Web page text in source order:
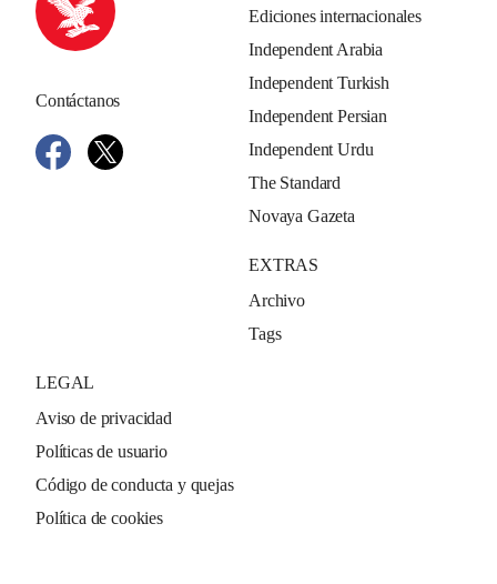
Contáctanos
Ediciones internacionales
Independent Arabia
Independent Turkish
Independent Persian
Independent Urdu
The Standard
Novaya Gazeta
EXTRAS
Archivo
Tags
LEGAL
Aviso de privacidad
Políticas de usuario
Código de conducta y quejas
Política de cookies